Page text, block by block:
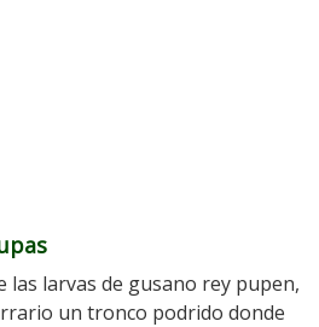
las larvas de gusano rey pupen,
un tronco podrido donde